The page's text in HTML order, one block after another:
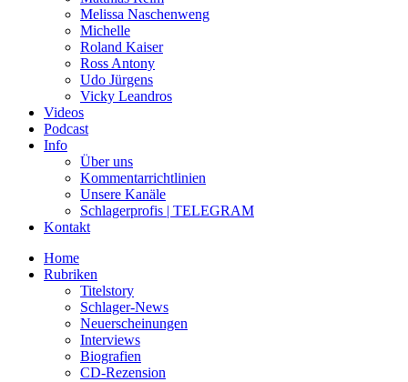
Melissa Naschenweng
Michelle
Roland Kaiser
Ross Antony
Udo Jürgens
Vicky Leandros
Videos
Podcast
Info
Über uns
Kommentarrichtlinien
Unsere Kanäle
Schlagerprofis | TELEGRAM
Kontakt
Home
Rubriken
Titelstory
Schlager-News
Neuerscheinungen
Interviews
Biografien
CD-Rezension